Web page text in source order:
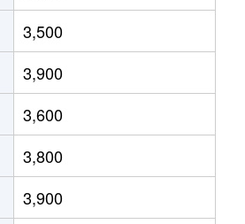
3,500
3,900
3,600
3,800
3,900